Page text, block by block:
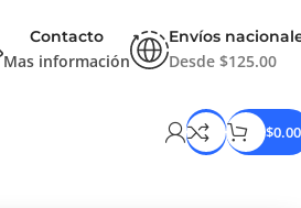
Contacto
Mas información
Envíos
Desde $125.00
$0.00